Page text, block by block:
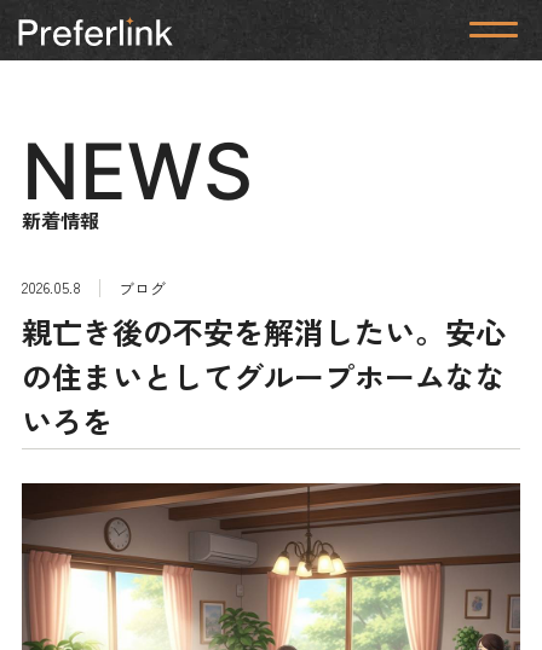
NEWS
新着情報
2026.05.8 ブログ
親亡き後の不安を解消したい。安心
の住まいとしてグループホームなな
いろを